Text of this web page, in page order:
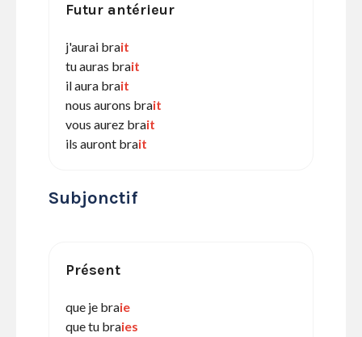
Futur antérieur
j'aurai brait
tu auras brait
il aura brait
nous aurons brait
vous aurez brait
ils auront brait
Subjonctif
Présent
que je braie
que tu braies